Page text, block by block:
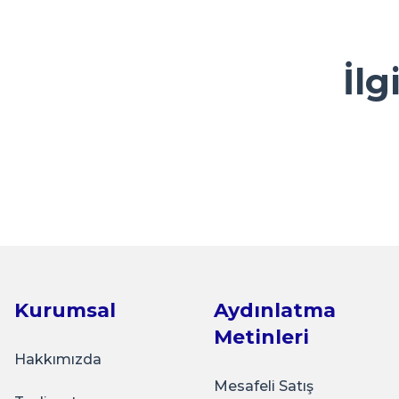
Tohum Saklamak için çok güzel
Kurumsal
Hakkımızda
Aydınlatma
Metinleri
Mesafeli Satış